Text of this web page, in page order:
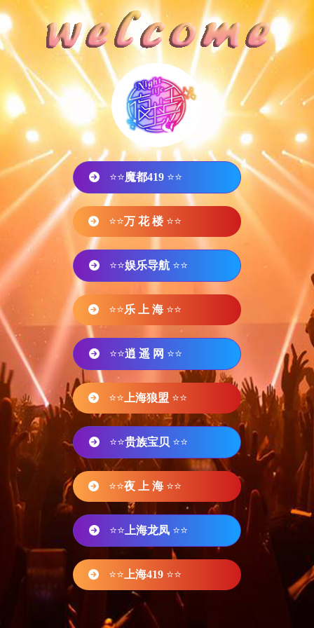
⭐⭐魔都419 ⭐⭐
⭐⭐万 花 楼 ⭐⭐
⭐⭐娱乐导航 ⭐⭐
⭐⭐乐 上 海 ⭐⭐
⭐⭐逍 遥 网 ⭐⭐
⭐⭐ 上海狼盟 ⭐⭐
⭐⭐贵族宝贝 ⭐⭐
⭐⭐夜 上 海 ⭐⭐
⭐⭐ 上海龙凤 ⭐⭐
⭐⭐ 上海419 ⭐⭐